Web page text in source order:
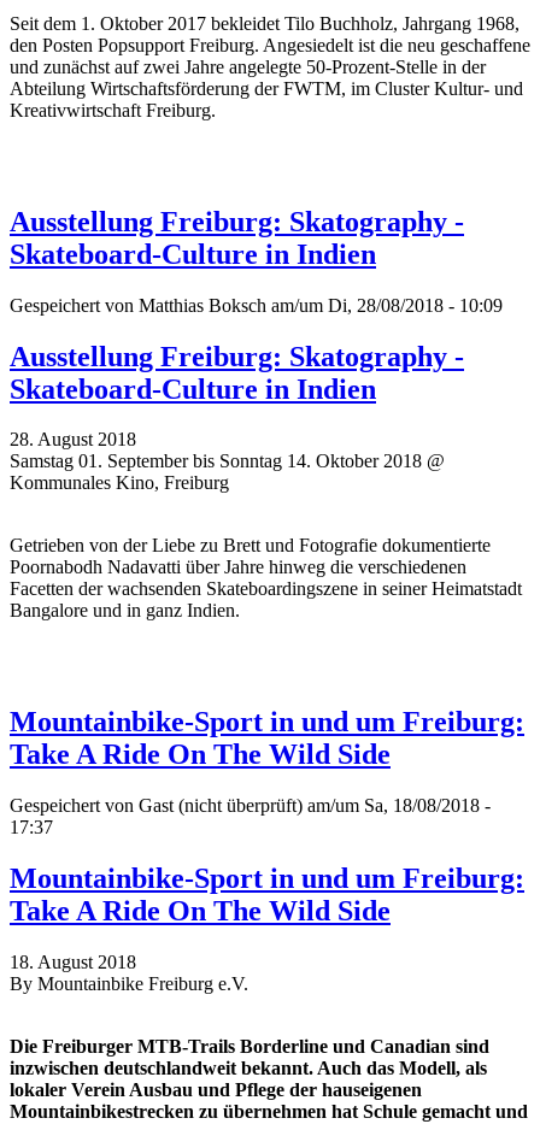
Seit dem 1. Oktober 2017 bekleidet Tilo Buchholz, Jahrgang 1968,
den Posten Popsupport Freiburg. Angesiedelt ist die neu geschaffene
und zunächst auf zwei Jahre angelegte 50-Prozent-Stelle in der
Abteilung Wirtschaftsförderung der FWTM, im Cluster Kultur- und
Kreativwirtschaft Freiburg.
Ausstellung Freiburg: Skatography -
Skateboard-Culture in Indien
Gespeichert von Matthias Boksch am/um Di, 28/08/2018 - 10:09
Ausstellung Freiburg: Skatography -
Skateboard-Culture in Indien
28. August 2018
Samstag 01. September bis Sonntag 14. Oktober 2018 @
Kommunales Kino, Freiburg
Getrieben von der Liebe zu Brett und Fotografie dokumentierte
Poornabodh Nadavatti über Jahre hinweg die verschiedenen
Facetten der wachsenden Skateboardingszene in seiner Heimatstadt
Bangalore und in ganz Indien.
Mountainbike-Sport in und um Freiburg:
Take A Ride On The Wild Side
Gespeichert von Gast (nicht überprüft) am/um Sa, 18/08/2018 -
17:37
Mountainbike-Sport in und um Freiburg:
Take A Ride On The Wild Side
18. August 2018
By Mountainbike Freiburg e.V.
Die Freiburger MTB-Trails Borderline und Canadian sind
inzwischen deutschlandweit bekannt. Auch das Modell, als
lokaler Verein Ausbau und Pflege der hauseigenen
Mountainbikestrecken zu übernehmen hat Schule gemacht und